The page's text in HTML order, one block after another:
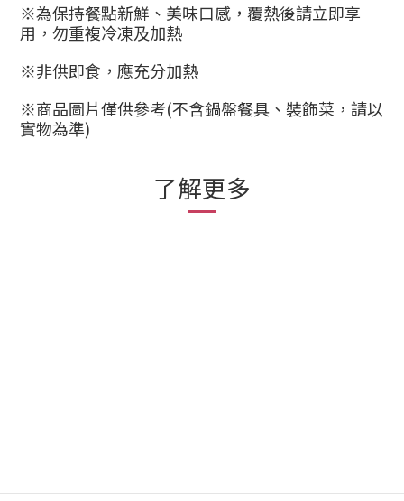
※為保持餐點新鮮、美味口感，覆熱後請立即享
用，勿重複冷凍及加熱
※非供即食，應充分加熱
※商品圖片僅供參考(不含鍋盤餐具、裝飾菜，請以
實物為準)
了解更多